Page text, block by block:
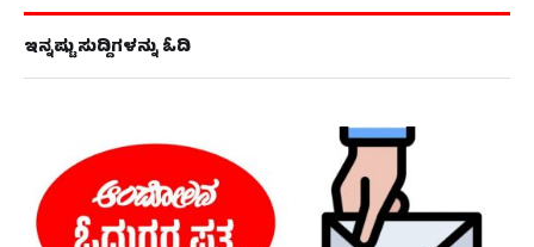
ಇನ್ನಷ್ಟು ಸುದ್ದಿಗಳನ್ನು ಓದಿ